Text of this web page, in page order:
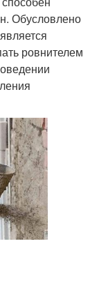
Обусловлено
ровнителем